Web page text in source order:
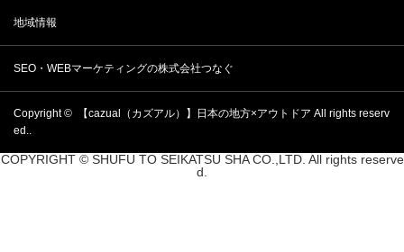
地域情報
SEO・WEBマーケティングの株式会社つなぐ
Copyright © 【cazual（カズアル）】日本の地方×アウトドア All rights reserv
ed..
COPYRIGHT © SHUFU TO SEIKATSU SHA CO.,LTD. All rights reserve
d.